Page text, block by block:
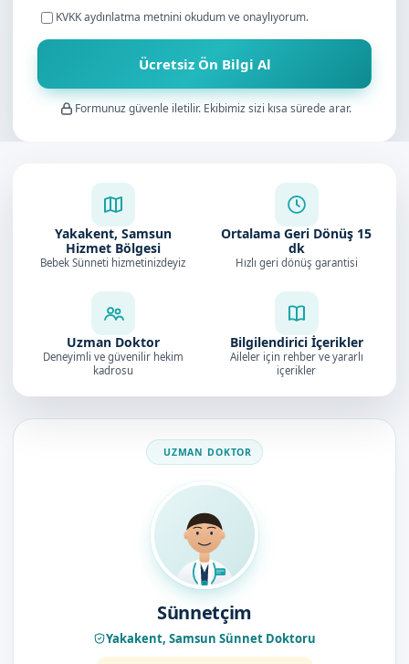
KVKK aydınlatma metnini okudum ve onaylıyorum.
Ücretsiz Ön Bilgi Al
Formunuz güvenle iletilir. Ekibimiz sizi kısa sürede arar.
Yakakent, Samsun
Hizmet Bölgesi
Bebek Sünneti hizmetinizdeyiz
Ortalama Geri Dönüş 15
dk
Hızlı geri dönüş garantisi
Uzman Doktor
Deneyimli ve güvenilir hekim
kadrosu
Bilgilendirici İçerikler
Aileler için rehber ve yararlı
içerikler
Doktorumuz
Sünnetçim
Yakakent, Samsun Sünnet Doktoru